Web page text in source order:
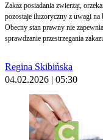
Zakaz posiadania zwierząt,
pozostaje iluzoryczny z uwagi
Obecny stan prawny nie
sprawdzanie przestrzegania
Regina Skibińska
04.02.2026 | 05:30